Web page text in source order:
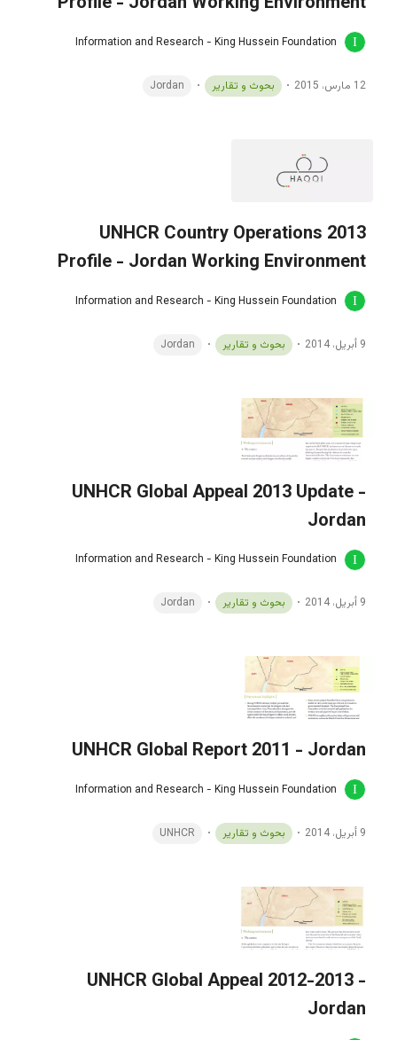
Information and Research - King Hussein Foundation
12 مارس، 2015 بحوث و تقارير Jordan
2013 UNHCR Country Operations
Profile - Jordan Working Environment
Information and Research - King Hussein Foundation
9 أبريل، 2014 بحوث و تقارير Jordan
UNHCR Global Appeal 2013 Update -
Jordan
Information and Research - King Hussein Foundation
9 أبريل، 2014 بحوث و تقارير Jordan
UNHCR Global Report 2011 - Jordan
Information and Research - King Hussein Foundation
9 أبريل، 2014 بحوث و تقارير UNHCR
UNHCR Global Appeal 2012-2013 -
Jordan